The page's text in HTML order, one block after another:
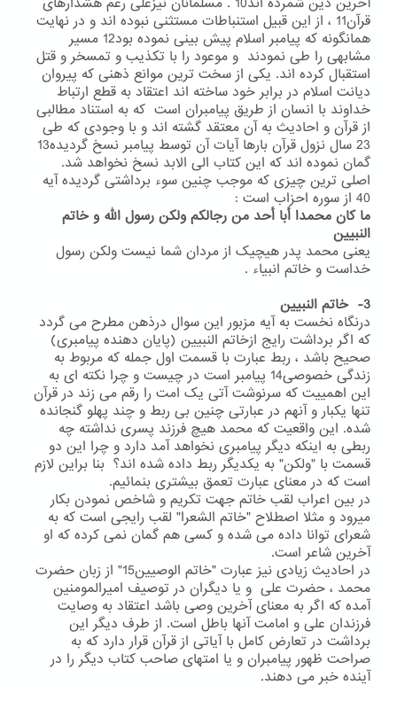
قرآن11 ، از این قبیل استنباطات مستثنی نبوده اند و در نهایت
همانگونه که پیامبر اسلام پیش بینی نموده بود12 مسیر
مشابهی را طی نمودند و موعود را با تکذیب و تمسخر و قتل
استقبال کرده اند. یکی از سخت ترین موانع ذهنی که پیروان
دیانت اسلام در برابر خود ساخته اند اعتقاد به قطع ارتباط
خداوند با انسان از طریق پیامبران است که به استناد مطالبی
از قرآن و احادیث به آن معتقد گشته اند و با وجودی که طی
23 سال نزول قرآن بارها آیات آن توسط پیامبر نسخ گردیده13
گمان نموده اند که این کتاب الی الابد نسخ نخواهد شد.
اصلی ترین چیزی که موجب چنین سوء برداشتی گردیده آیه
40 از سوره احزاب است :
ما کان محمدا أبا أحد من رجالکم ولکن رسول الله و خاتم
النبیین
یعنی محمد پدر هیچیک از مردان شما نیست ولکن رسول
خداست و خاتم انبیاء .
3- خاتم النبیین
درنگاه نخست به آیه مزبور این سوال درذهن مطرح می گردد
که اگر برداشت رایج ازخاتم النبیین (پایان دهنده پیامبری)
صحیح باشد ، ربط عبارت با قسمت اول جمله که مربوط به
زندگی خصوصی14 پیامبر است در چیست و چرا نکته ای به
این اهمییت که سرنوشت آتی یک امت را رقم می زند در قرآن
تنها یکبار و آنهم در عبارتی چنین بی ربط و چند پهلو گنجانده
شده. این واقعیت که محمد هیچ فرزند پسری نداشته چه
ربطی به اینکه دیگر پیامبری نخواهد آمد دارد و چرا این دو
قسمت با "ولکن" به یکدیگر ربط داده شده اند؟ بنا براین لازم
است که در معنای عبارت تعمق بیشتری بنمائیم.
در بین اعراب لقب خاتم جهت تکریم و شاخص نمودن بکار
میرود و مثلا اصطلاح "خاتم الشعرا" لقب رایجی است که به
شعرای توانا داده می شده و کسی هم گمان نمی کرده که او
آخرین شاعر است.
در احادیث زیادی نیز عبارت "خاتم الوصیین15" از زبان حضرت
محمد ، حضرت علی و یا دیگران در توصیف امیرالمومنین
آمده که اگر به معنای آخرین وصی باشد اعتقاد به وصایت
فرزندان علی و امامت آنها باطل است. از طرف دیگر این
برداشت در تعارض کامل با آیاتی از قرآن قرار دارد که به
صراحت ظهور پیامبران و یا امتهای صاحب کتاب دیگر را در
آینده خبر می دهند.